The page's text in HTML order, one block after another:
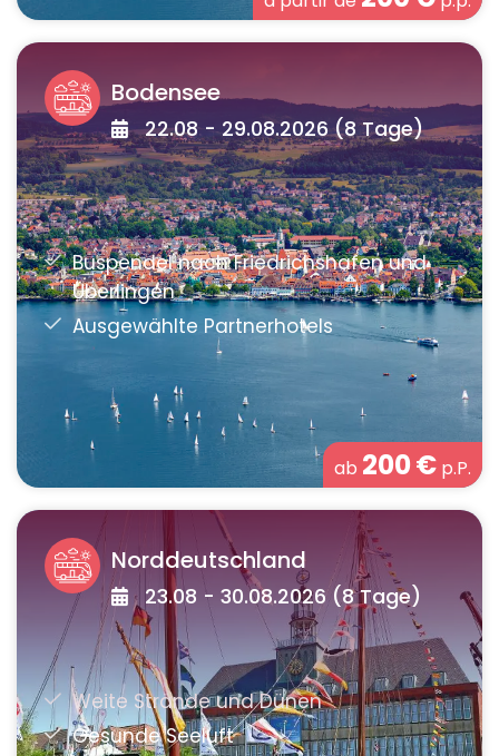
Bodensee
22.08 - 29.08.2026 (8 Tage)
ab 200€ p.P.
Norddeutschland
23.08 - 30.08.2026 (8 Tage)